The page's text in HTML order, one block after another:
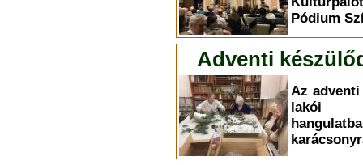
Pódium
Adventi
Az
lakói